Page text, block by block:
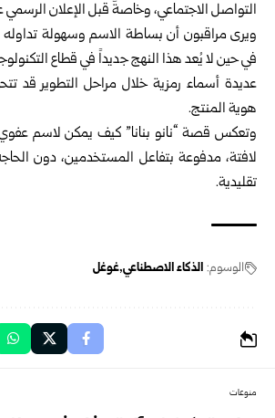
التواصل الاجتماعي، وخاصةً قبل الإعلان الرسمي
ويرى مراقبون أن بساطة الاسم وسهولة تداوله
في حين لا يُعد هذا النهج جديداً في قطاع
عديدة أسماء رمزية خلال مراحل التطوير قد
هوية المنتج.
وتعكس قصة “نانو بنانا” كيف يمكن لاسم
لافتة، مدفوعة بتفاعل المستخدمين، دون
تقليدية.
الوسوم: الذكاء الاصطناعي غوغل
منوعات